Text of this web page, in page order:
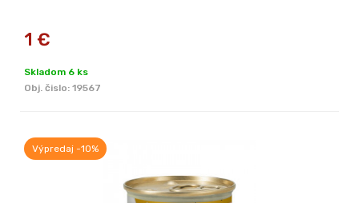
1 €
Skladom 6 ks
Obj. čislo: 19567
Výpredaj -10%